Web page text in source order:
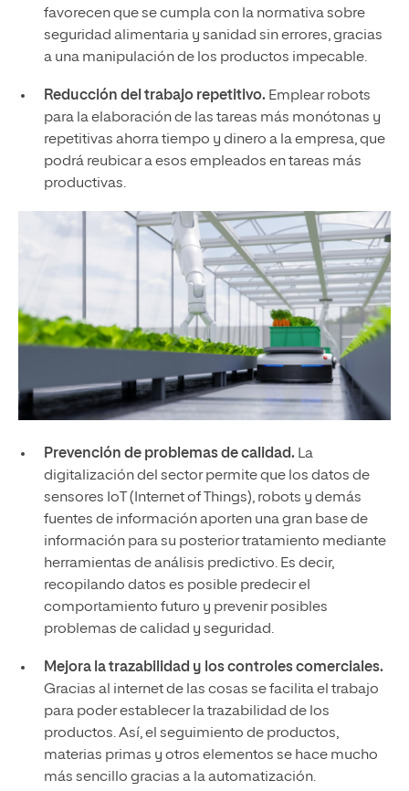
favorecen que se cumpla con la normativa sobre
seguridad alimentaria y sanidad sin errores, gracias
a una manipulación de los productos impecable.
Reducción del trabajo repetitivo. Emplear robots
para la elaboración de las tareas más monótonas y
repetitivas ahorra tiempo y dinero a la empresa, que
podrá reubicar a esos empleados en tareas más
productivas.
Prevención de problemas de calidad. La
digitalización del sector permite que los datos de
sensores IoT (Internet of Things), robots y demás
fuentes de información aporten una gran base de
información para su posterior tratamiento mediante
herramientas de análisis predictivo. Es decir,
recopilando datos es posible predecir el
comportamiento futuro y prevenir posibles
problemas de calidad y seguridad.
Mejora la trazabilidad y los controles comerciales.
Gracias al internet de las cosas se facilita el trabajo
para poder establecer la trazabilidad de los
productos. Así, el seguimiento de productos,
materias primas y otros elementos se hace mucho
más sencillo gracias a la automatización.